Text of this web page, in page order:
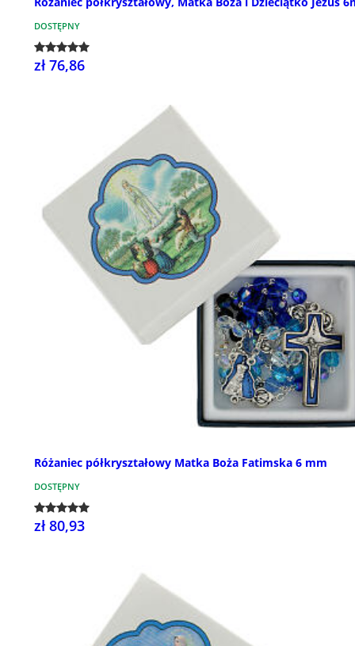
DOSTĘPNY
zł 76,86
Różaniec półkryształowy Matka Boża Fatimska 6 mm
DOSTĘPNY
zł 80,93